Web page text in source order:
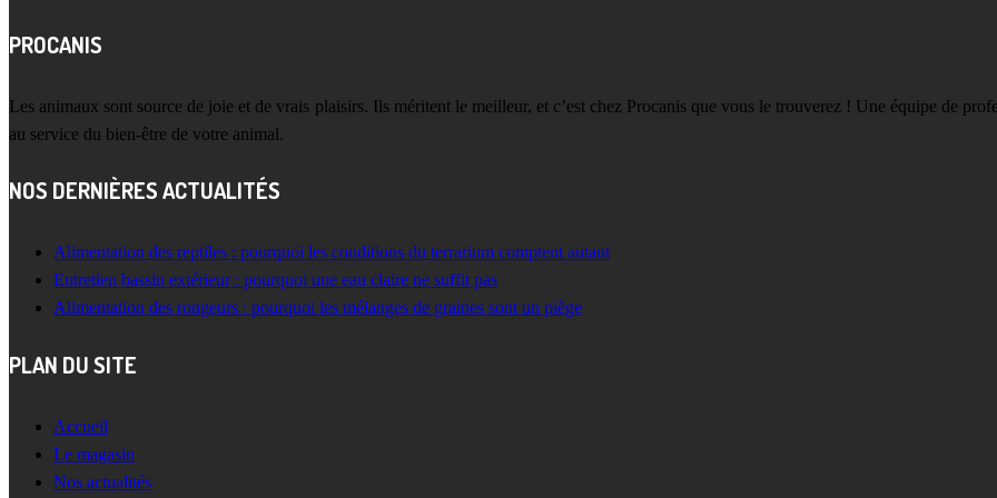
PROCANIS
Les animaux sont source de joie et de vrais plaisirs. Ils méritent le meilleur, et c’est chez Procanis que vous le trouverez ! Une équipe de
au service du bien-être de votre animal.
NOS DERNIÈRES ACTUALITÉS
Alimentation des reptiles : pourquoi les conditions du terrarium comptent autant
Entretien bassin extérieur : pourquoi une eau claire ne suffit pas
Alimentation des rongeurs : pourquoi les mélanges de graines sont un piège
PLAN DU SITE
Accueil
Le magasin
Nos actualités